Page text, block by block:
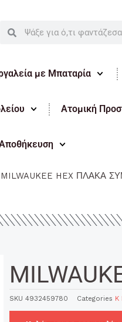
SearchSearch
με Μπαταρία
Ατομική
HEX ΠΛΑΚΑ
SKU 4932459780 Categories K